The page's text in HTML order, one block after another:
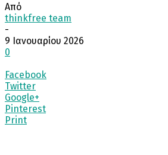
Από
thinkfree team
-
9 Ιανουαρίου 2026
0
Facebook
Twitter
Google+
Pinterest
Print